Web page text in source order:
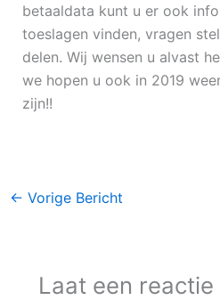
betaaldata kunt u er ook
toeslagen vinden, vragen
delen. Wij wensen u alvast
we hopen u ook in 2019
zijn!!
← Vorige Bericht
Laat een